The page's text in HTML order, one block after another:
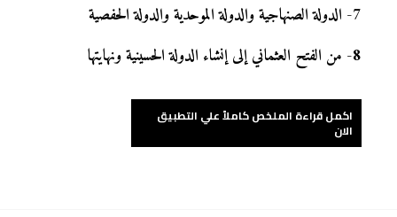
7
- الدولة الصنهاجية والدولة الموحدية والدولة الحفصية
8
- من الفتح العثماني إلى إنشاء الدولة الحسينية ونهايتها
اكمل قراءة الملخص كاملاً علي التطبيق
الان